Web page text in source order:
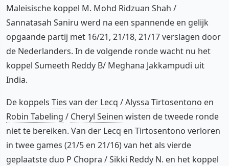
Maleisische koppel M. Mohd Ridzuan Shah /
Sannatasah Saniru werd na een spannende en gelijk
opgaande partij met 16/21, 21/18, 21/17 verslagen door
de Nederlanders. In de volgende ronde wacht nu het
koppel Sumeeth Reddy B/ Meghana Jakkampudi uit
India.
De koppels Ties van der Lecq /Alyssa Tirtosentono en
Robin Tabeling / Cheryl Seinen wisten de tweede ronde
niet te bereiken. Van der Lecq en Tirtosentono verloren
in twee games (21/5 en 21/16) van het als vierde
geplaatste duo P Chopra / Sikki Reddy N. en het koppel